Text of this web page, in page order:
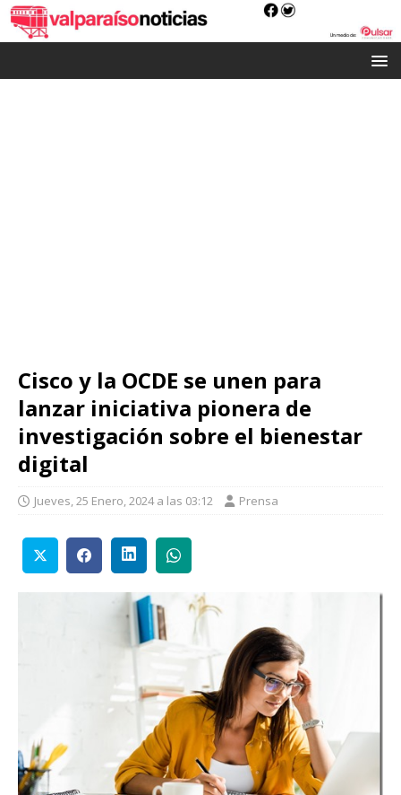
Cisco y la OCDE se unen para
lanzar iniciativa pionera de
investigación sobre el bienestar
digital
Jueves, 25 Enero, 2024 a las 03:12 Prensa